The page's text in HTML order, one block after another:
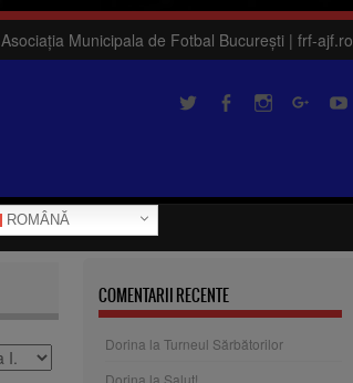
Asociația Municipala de Fotbal București | frf-ajf.ro
ROMÂNĂ
COMENTARII RECENTE
Dorina laTurneul Sărbătorilor